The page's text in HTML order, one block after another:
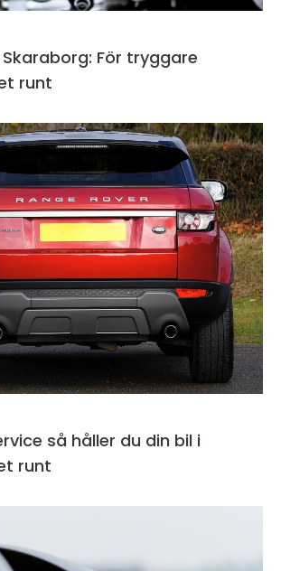
För tryggare
runt
din bil i
runt